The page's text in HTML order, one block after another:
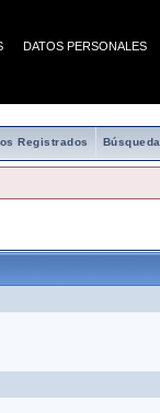
DATOS PERSONALES
Búsqueda
Registrados